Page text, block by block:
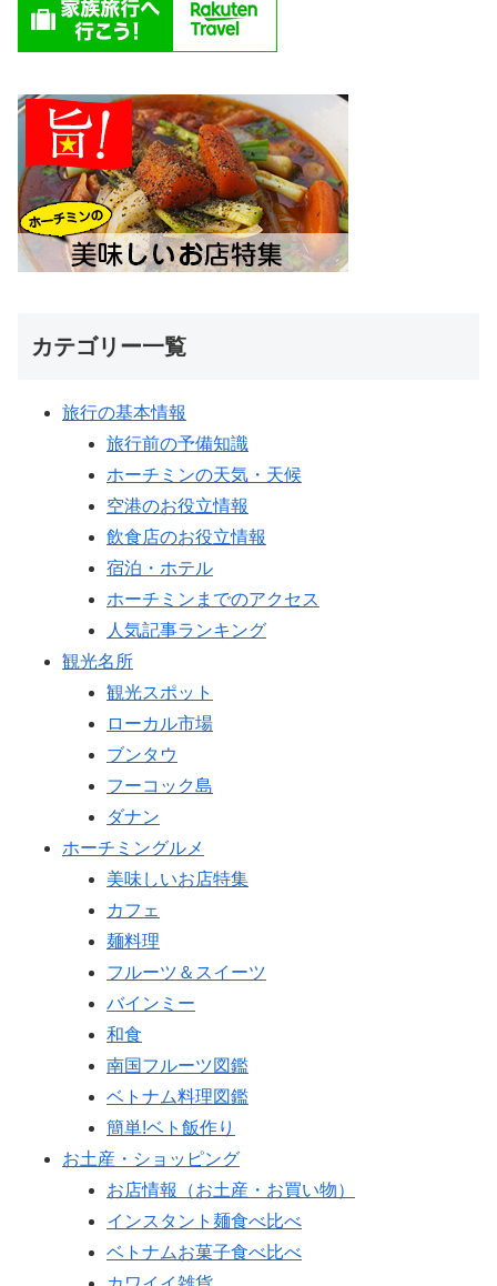
カテゴリー一覧
旅行の基本情報
旅行前の予備知識
ホーチミンの天気・天候
空港のお役立情報
飲食店のお役立情報
宿泊・ホテル
ホーチミンまでのアクセス
人気記事ランキング
観光名所
観光スポット
ローカル市場
ブンタウ
フーコック島
ダナン
ホーチミングルメ
美味しいお店特集
カフェ
麺料理
フルーツ＆スイーツ
バインミー
和食
南国フルーツ図鑑
ベトナム料理図鑑
簡単!ベト飯作り
お土産・ショッピング
お店情報（お土産・お買い物）
インスタント麺食べ比べ
ベトナムお菓子食べ比べ